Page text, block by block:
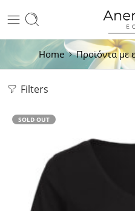
Home Προϊόντα με
Filters
SOLD OUT